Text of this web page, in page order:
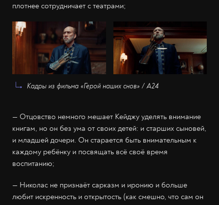
плотнее сотрудничает с театрами;
Кадры из фильма «Герой наших снов» / А24
— Отцовство немного мешает Кейджу уделять внимание
книгам, но он без ума от своих детей: и старших сыновей,
и младшей дочери. Он старается быть внимательным к
каждому ребёнку и посвящать всё своё время
воспитанию;
— Николас не признаёт сарказм и иронию и больше
любит искренность и открытость (как смешно, что сам он